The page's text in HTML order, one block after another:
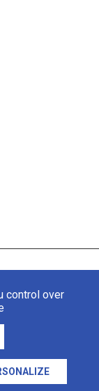
web et mobile à
control over